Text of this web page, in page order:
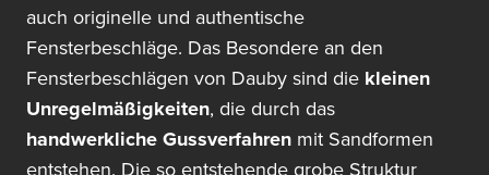
auch originelle und authentische
Fensterbeschläge. Das Besondere an den
Fensterbeschlägen von Dauby sind die kleinen
Unregelmäßigkeiten, die durch das
handwerkliche Gussverfahren mit Sandformen